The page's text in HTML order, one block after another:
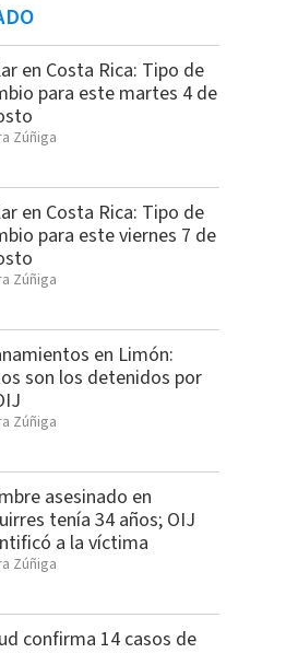
en Costa Rica: Tipo de
para este martes 4 de
Zúñiga
en Costa Rica: Tipo de
para este viernes 7 de
Zúñiga
en Limón:
son los detenidos por
Zúñiga
asesinado en
tenía 34 años; OIJ
a la víctima
Zúñiga
confirma 14 casos de